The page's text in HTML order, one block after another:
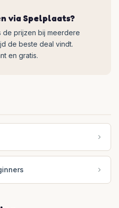
via Spelplaats?
de prijzen bij meerdere
de beste deal vindt.
en gratis.